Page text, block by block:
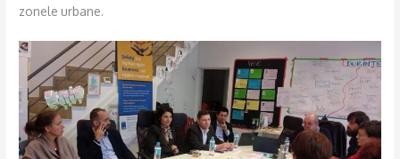
zonele urbane.